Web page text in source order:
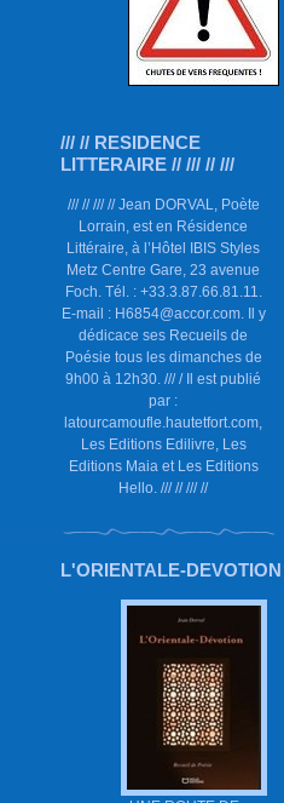
/// // RESIDENCE
LITTERAIRE // /// // ///
/// // /// // Jean DORVAL, Poète
Lorrain, est en Résidence
Littéraire, à l’Hôtel IBIS Styles
Metz Centre Gare, 23 avenue
Foch. Tél. : +33.3.87.66.81.11.
E-mail : H6854@accor.com. Il y
dédicace ses Recueils de
Poésie tous les dimanches de
9h00 à 12h30. /// / Il est publié
par :
latourcamoufle.hautetfort.com,
Les Editions Edilivre, Les
Editions Maia et Les Editions
Hello. /// // /// //
L'ORIENTALE-DEVOTION